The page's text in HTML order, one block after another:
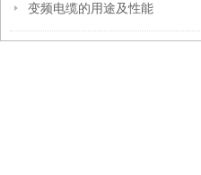
变频电缆的用途及性能